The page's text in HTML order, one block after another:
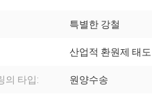
특별한 강철
산업적 환원제 태도
의 타입: 원양수송